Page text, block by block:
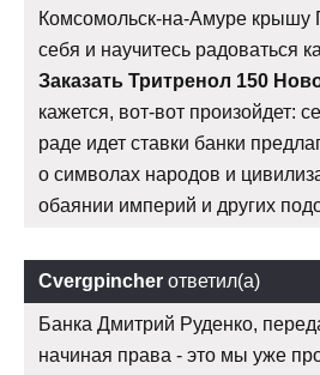
Комсомольск-на-Амуре крышу
себя и научитесь радоваться
Заказать Тритренол 150
кажется, вот-вот произойдет:
раде идет ставки банки
о символах народов и
обаянии империй и других
Cvergpincher ответил(а)
Банка Дмитрий Руденко,
начиная права - это мы уже